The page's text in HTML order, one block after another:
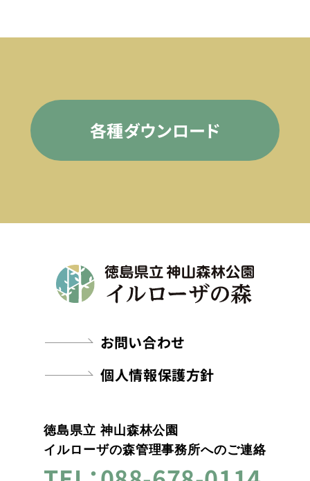
各種ダウンロード
お問い合わせ
個人情報保護方針
徳島県立 神山森林公園
イルローザの森管理事務所へのご連絡